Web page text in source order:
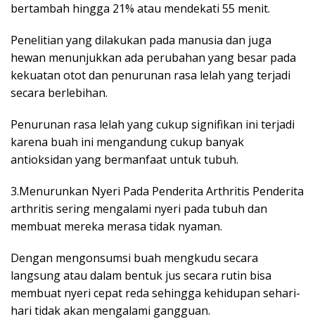
bertambah hingga 21% atau mendekati 55 menit.
Penelitian yang dilakukan pada manusia dan juga
hewan menunjukkan ada perubahan yang besar pada
kekuatan otot dan penurunan rasa lelah yang terjadi
secara berlebihan.
Penurunan rasa lelah yang cukup signifikan ini terjadi
karena buah ini mengandung cukup banyak
antioksidan yang bermanfaat untuk tubuh.
3.Menurunkan Nyeri Pada Penderita Arthritis Penderita
arthritis sering mengalami nyeri pada tubuh dan
membuat mereka merasa tidak nyaman.
Dengan mengonsumsi buah mengkudu secara
langsung atau dalam bentuk jus secara rutin bisa
membuat nyeri cepat reda sehingga kehidupan sehari-
hari tidak akan mengalami gangguan.